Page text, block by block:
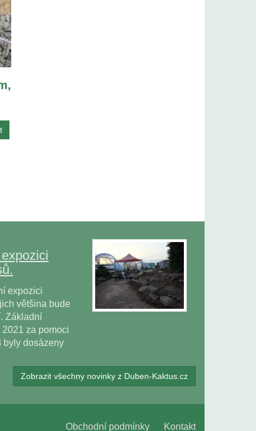
expozici
většina bude
Základní
za pomoci
byly dosázeny
Zobrazit všechny novinky z Duben-Kaktus.cz
Obchodní podmínky Kontakt